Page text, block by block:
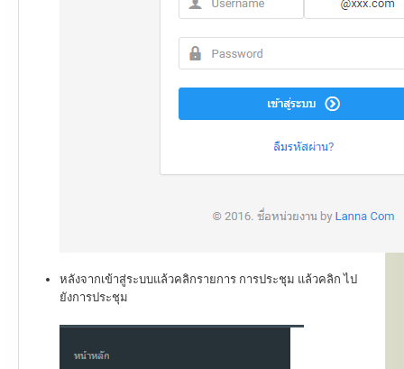
หลังจากเข้าสู่ระบบแล้วคลิกรายการ การประชุม แล้วคลิก ไป
ยังการประชุม